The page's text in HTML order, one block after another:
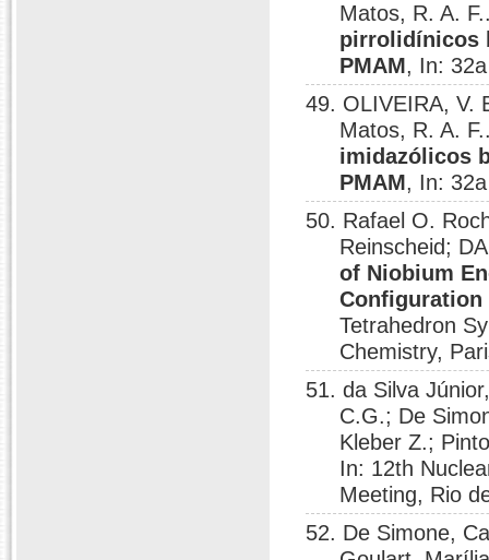
Matos, R. A.
pirrolidínicos
PMAM, In:
49. OLIVEIRA, V.
Matos, R. A.
imidazólicos
PMAM, In:
50. Rafael O.
Reinscheid;
of Niobium
Configuration
Tetrahedron
Chemistry,
51. da Silva
C.G.; De
Kleber Z.;
In: 12th
Meeting, Rio
52. De Simone,